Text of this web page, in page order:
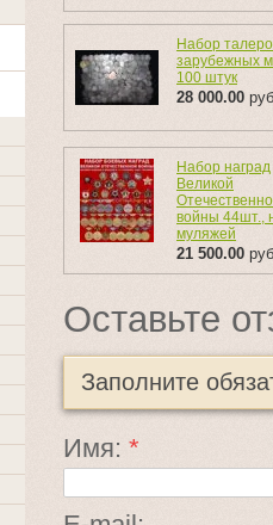
Набор
зарубежных
100 штук
28 000.00
Набор наград
Великой
войны 44шт.,
муляжей
21 500.00
Оставьте
Заполните
Имя: *